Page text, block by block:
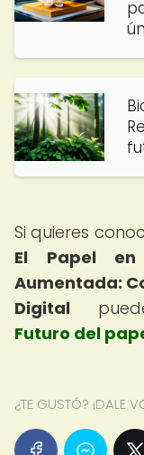
Si quieres
El Papel
Aumentada:
Digital
Futuro del
¿TE GUSTÓ? ¡DALE